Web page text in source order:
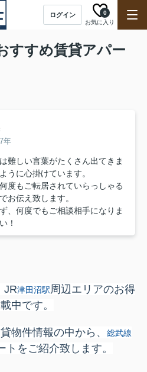
ログイン
お気に入り
0
すすめ賃貸アパー
年
難しい言葉がたくさん出てきま
うに心掛けています。
度もご転居されていらっしゃる
お伝え致します。
、何度でもご相談相手になりま
！
JR津田沼駅周辺エリアのお得
中です。
物件情報の中から、 総武線
トをご紹介致します。